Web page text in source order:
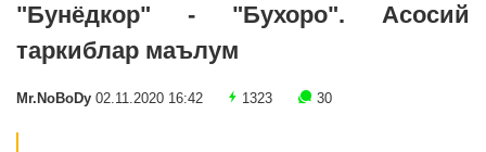
"Бунёдкор" - "Бухоро". Асосий
таркиблар маълум
Mr.NoBoDy 02.11.2020 16:42 1323 30